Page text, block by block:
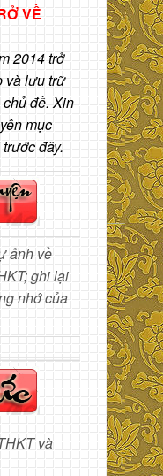
VỀ
2014 trở
và lưu trữ
đề. Xin
mục
đây.
ảnh về
ghi lại
nhớ của
và